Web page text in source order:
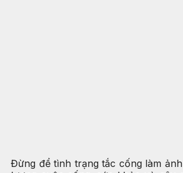
Đừng để tình trạng tắc cống làm